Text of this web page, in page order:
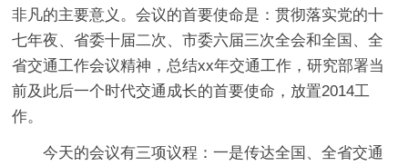
非凡的主要意义。会议的首要使命是：贯彻落实党的十
七年夜、省委十届二次、市委六届三次全会和全国、全
省交通工作会议精神，总结xx年交通工作，研究部署当
前及此后一个时代交通成长的首要使命，放置2014工
作。
今天的会议有三项议程：一是传达全国、全省交通